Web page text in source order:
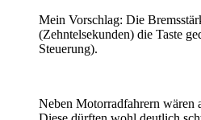
Mein Vorschlag: Die
(Zehntelsekunden) die Taste
Steuerung).
Neben Motorradfahrern wären